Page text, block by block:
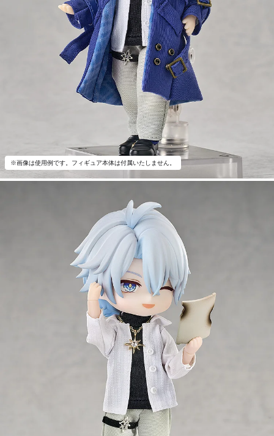
※画像は使用例です。フィギュア本体は付属いたしません。